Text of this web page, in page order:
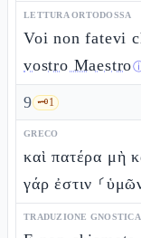
LETTURA ORTODOSSA
Voi non fatevi
vostro Maestro
9 🗝️1
GRECO
καὶ πατέρα μὴ
γάρ ἐστιν
TRADUZIONE GNOSTICA